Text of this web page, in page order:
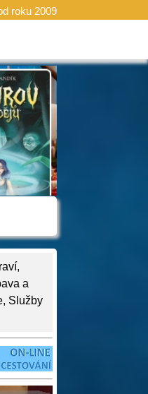
roku 2009
,
a
, Služby